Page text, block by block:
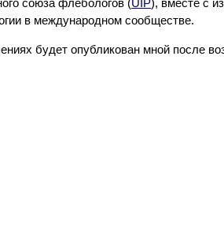
союза флебологов (UIP), вместе с
в международном сообществе.
будет опубликован мной после